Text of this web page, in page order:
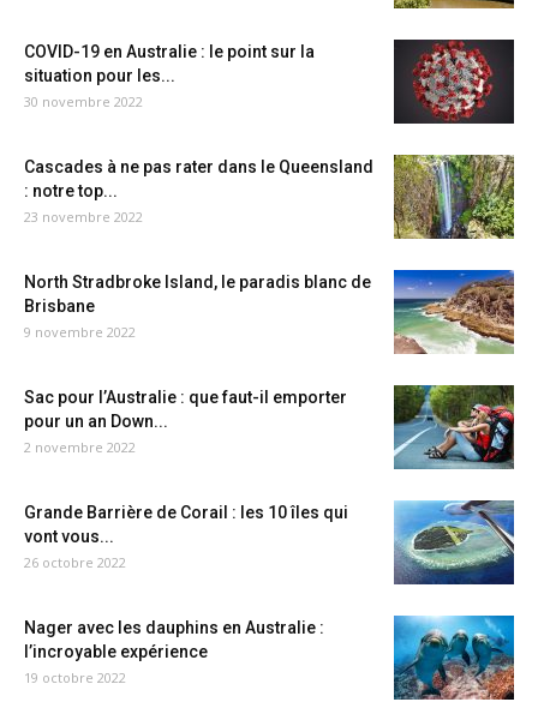
COVID-19 en Australie : le point sur la
situation pour les...
30 novembre 2022
Cascades à ne pas rater dans le Queensland
: notre top...
23 novembre 2022
North Stradbroke Island, le paradis blanc de
Brisbane
9 novembre 2022
Sac pour l’Australie : que faut-il emporter
pour un an Down...
2 novembre 2022
Grande Barrière de Corail : les 10 îles qui
vont vous...
26 octobre 2022
Nager avec les dauphins en Australie :
l’incroyable expérience
19 octobre 2022